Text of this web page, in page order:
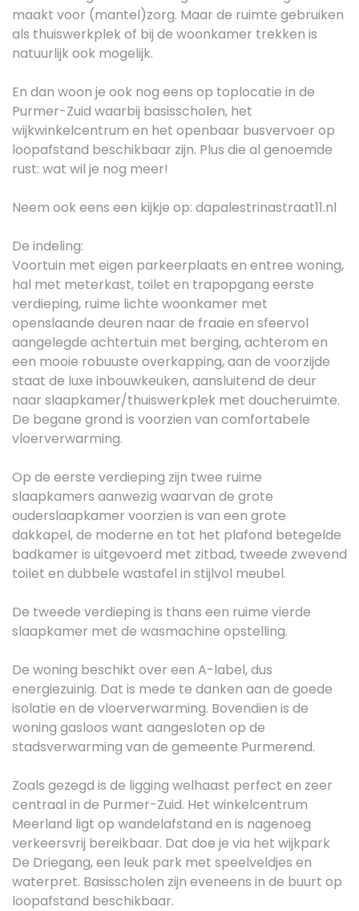
maakt voor (mantel)zorg. Maar de ruimte gebruiken
als thuiswerkplek of bij de woonkamer trekken is
natuurlijk ook mogelijk.
En dan woon je ook nog eens op toplocatie in de
Purmer-Zuid waarbij basisscholen, het
wijkwinkelcentrum en het openbaar busvervoer op
loopafstand beschikbaar zijn. Plus die al genoemde
rust: wat wil je nog meer!
Neem ook eens een kijkje op: dapalestrinastraat11.nl
De indeling:
Voortuin met eigen parkeerplaats en entree woning,
hal met meterkast, toilet en trapopgang eerste
verdieping, ruime lichte woonkamer met
openslaande deuren naar de fraaie en sfeervol
aangelegde achtertuin met berging, achterom en
een mooie robuuste overkapping, aan de voorzijde
staat de luxe inbouwkeuken, aansluitend de deur
naar slaapkamer/thuiswerkplek met doucheruimte.
De begane grond is voorzien van comfortabele
vloerverwarming.
Op de eerste verdieping zijn twee ruime
slaapkamers aanwezig waarvan de grote
ouderslaapkamer voorzien is van een grote
dakkapel, de moderne en tot het plafond betegelde
badkamer is uitgevoerd met zitbad, tweede zwevend
toilet en dubbele wastafel in stijlvol meubel.
De tweede verdieping is thans een ruime vierde
slaapkamer met de wasmachine opstelling.
De woning beschikt over een A-label, dus
energiezuinig. Dat is mede te danken aan de goede
isolatie en de vloerverwarming. Bovendien is de
woning gasloos want aangesloten op de
stadsverwarming van de gemeente Purmerend.
Zoals gezegd is de ligging welhaast perfect en zeer
centraal in de Purmer-Zuid. Het winkelcentrum
Meerland ligt op wandelafstand en is nagenoeg
verkeersvrij bereikbaar. Dat doe je via het wijkpark
De Driegang, een leuk park met speelveldjes en
waterpret. Basisscholen zijn eveneens in de buurt op
loopafstand beschikbaar.